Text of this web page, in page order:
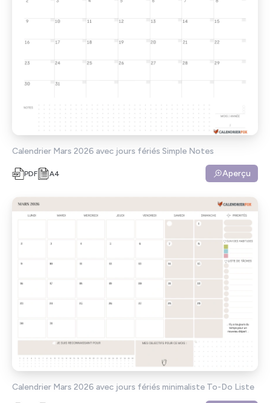
Calendrier Mars 2026 avec jours fériés Simple Notes
PDF A4 Aperçu
Calendrier Mars 2026 avec jours fériés minimaliste To-Do Liste